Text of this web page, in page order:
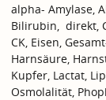
alpha- Amylase,
Bilirubin, direkt,
CK, Eisen,
Harnsäure,
Kupfer, Lactat,
Osmolalität,